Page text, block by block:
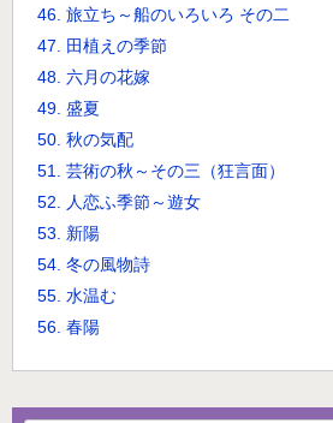
46. 旅立ち～船のいろいろ その二
47. 田植えの季節
48. 六月の花嫁
49. 盛夏
50. 秋の気配
51. 芸術の秋～その三（狂言面）
52. 人恋ふ季節～遊女
53. 新陽
54. 冬の風物詩
55. 水温む
56. 春陽